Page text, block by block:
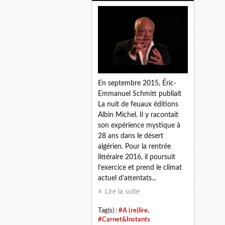
En septembre 2015, Éric-
Emmanuel Schmitt publiait
La nuit de feuaux éditions
Albin Michel. Il y racontait
son expérience mystique à
28 ans dans le désert
algérien. Pour la rentrée
littéraire 2016, il poursuit
l’exercice et prend le climat
actuel d’attentats...
Lire la suite
Tag(s) : #A (re)lire,
#Carnet&Instants